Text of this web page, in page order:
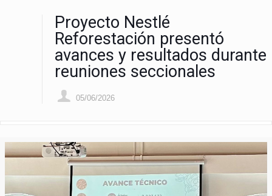
Proyecto Nestlé
Reforestación presentó
avances y resultados durante
reuniones seccionales
05/06/2026